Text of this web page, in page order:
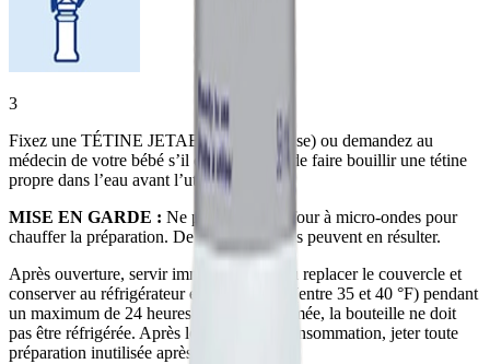
3
Fixez une TÉTINE JETABLE (non incluse) ou demandez au
médecin de votre bébé s’il est nécessaire de faire bouillir une tétine
propre dans l’eau avant l’utilisation.
MISE EN GARDE : Ne pas utiliser un four à micro-ondes pour
chauffer la préparation. De graves brûlures peuvent en résulter.
Après ouverture, servir immédiatement ou replacer le couvercle et
conserver au réfrigérateur entre 2 et 4 °C (entre 35 et 40 °F) pendant
un maximum de 24 heures. Une fois entamée, la bouteille ne doit
pas être réfrigérée. Après le début de la consommation, jeter toute
préparation inutilisée après une heure.